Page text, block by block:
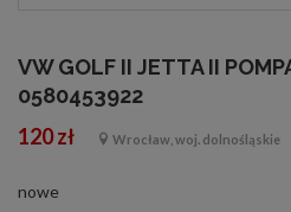
VW GOLF II JETTA II
0580453922
120 zł Wrocław, woj. dolnośląskie
nowe